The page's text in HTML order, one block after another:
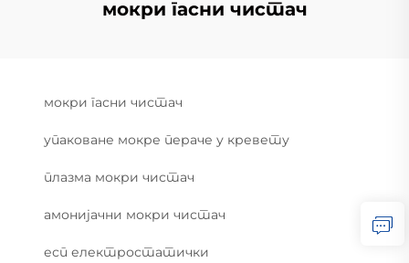
мокри гасни чистач
мокри гасни чистач
упаковане мокре пераче у кревету
плазма мокри чистач
амонијачни мокри чистач
есп електростатички